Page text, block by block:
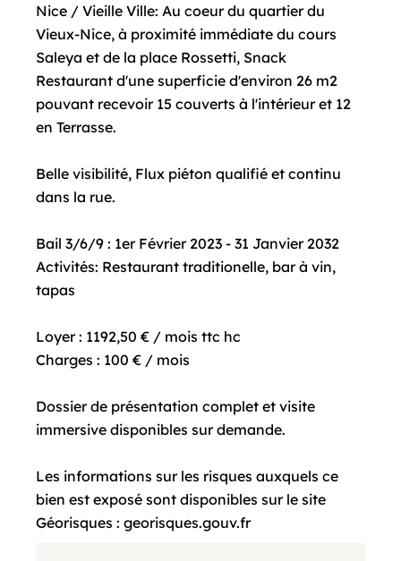
Nice / Vieille Ville: Au coeur du quartier du
Vieux-Nice, à proximité immédiate du cours
Saleya et de la place Rossetti, Snack
Restaurant d'une superficie d'environ 26 m2
pouvant recevoir 15 couverts à l'intérieur et 12
en Terrasse.
Belle visibilité, Flux piéton qualifié et continu
dans la rue.
Bail 3/6/9 : 1er Février 2023 - 31 Janvier 2032
Activités: Restaurant traditionelle, bar à vin,
tapas
Loyer : 1192,50 € / mois ttc hc
Charges : 100 € / mois
Dossier de présentation complet et visite
immersive disponibles sur demande.
Les informations sur les risques auxquels ce
bien est exposé sont disponibles sur le site
Géorisques : georisques.gouv.fr